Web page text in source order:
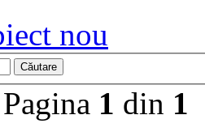
nou
1 din 1